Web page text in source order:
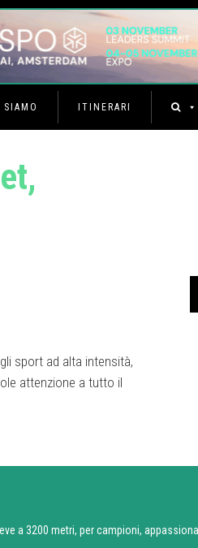
SIAMO ITINERARI
sport ad alta intensità,
attenzione a tutto il
a 3200 metri, per campioni,